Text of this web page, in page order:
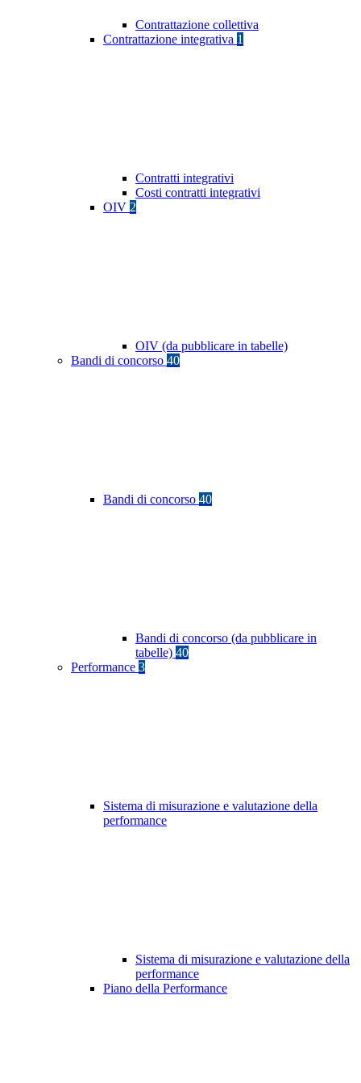
Contrattazione collettiva
Contrattazione integrativa 1
Contratti integrativi
Costi contratti integrativi
OIV 2
OIV (da pubblicare in tabelle)
Bandi di concorso 40
Bandi di concorso 40
Bandi di concorso (da pubblicare in
tabelle) 40
Performance 3
Sistema di misurazione e valutazione della
performance
Sistema di misurazione e valutazione della
performance
Piano della Performance